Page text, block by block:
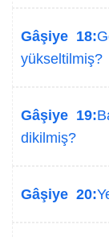
Gâşiye 18:
yükseltilmiş?
Gâşiye 19:
dikilmiş?
Gâşiye 20: